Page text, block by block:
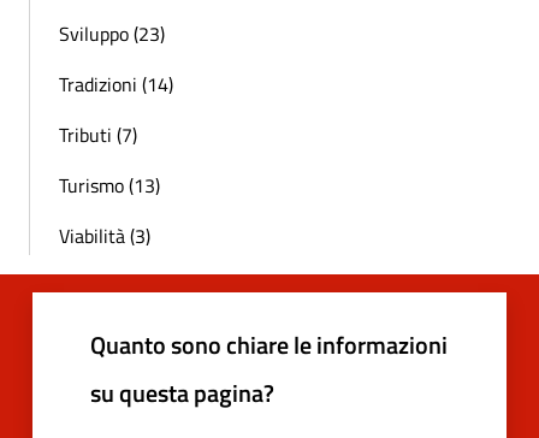
Sviluppo (23)
Tradizioni (14)
Tributi (7)
Turismo (13)
Viabilità (3)
Quanto sono chiare le informazioni
su questa pagina?